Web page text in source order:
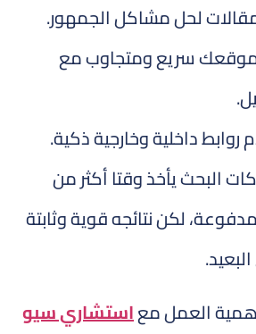
لحل مشاكل الجمهور.
سريع ومتجاوب مع
روابط داخلية وخارجية ذكية.
البحث يأخذ وقتا أكثر من
لكن نتائجه قوية وثابتة
العمل معاستشاري سيو